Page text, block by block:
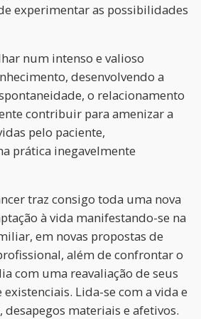
experimentar as possibilidades
num intenso e valioso
desenvolvendo a
o relacionamento
contribuir para amenizar a
pelo paciente,
prática inegavelmente
traz consigo toda uma nova
à vida manifestando-se na
em novas propostas de
além de confrontar o
com uma reavaliação de seus
Lida-se com a vida e
materiais e afetivos.